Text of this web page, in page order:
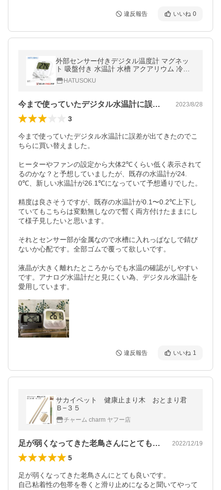
違反報告 いいね 0
外部センサー付きデジタル温度計 マグネッ
ト 吸盤付き 水温計 水槽 アクアリウム 冷蔵
庫 冷凍庫 (ホワイト) HATUSOKU
HATUSOKU
今まで使っていたデジタル水温計に誤差が… 2023/8/28
3
今まで使っていたデジタル水温計に誤差が出てきたのでこ
ちらに買い替えました。
ヒーターやファンの設定から大体2℃くらい低く表示されて
るのかな？と予想していましたが、既存の水温計が24.
0℃、新しい水温計が26.1℃になっていて予想通りでした。
精度は良さそうですが、既存の水温計が0.1〜0.2℃上下し
ていてもこちらは変動無しなので暫く両方付けたままにし
て様子見したいと思います。
それとセンサー部が金属なので水槽に入れっぱなしで錆び
ないか心配です。全部ゴムで覆って欲しいです。
液晶が大きく離れたところからでも水温の確認がしやすい
です。アナログ水温計だと見にくい為、デジタル水温計を
愛用しています。
違反報告 いいね 1
サカイペット 健康止まり木 おとまり君
Ｂ−３５
チャーム charm ヤフー店
足が弱くなってきた老鳥さんにとても良い… 2022/12/19
5
足が弱くなってきた老鳥さんにとても良いです。
自己粘着性の包帯を巻くと滑り止めになると聞いてやって